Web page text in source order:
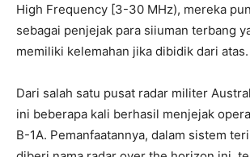
High Frequency [3-30 MHz), mereka
sebagai penjejak para siiuman terbang
memiliki kelemahan jika dibidik dari atas.
Dari salah satu pusat radar militer
ini beberapa kali berhasil menjejak
B-1A. Pemanfaatannya, dalam sistem